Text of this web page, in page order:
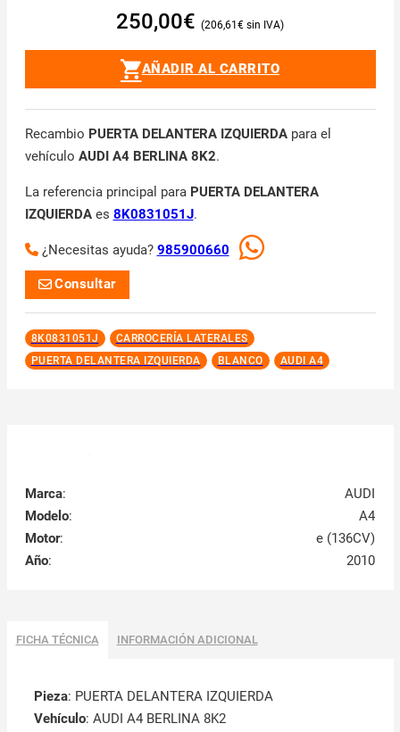
250,00€ 206,61 €
AÑADIR AL CARRITO
Recambio PUERTA DELANTERA IZQUIERDApara el
vehículo AUDI A4 BERLINA 8K2.
La referencia principal para PUERTA DELANTERA
IZQUIERDAes 8K0831051J.
¿Necesitas ayuda? 985900660
Consultar
8K0831051J
CARROCERÍA LATERALES
PUERTA DELANTERA IZQUIERDA
BLANCO AUDI A4
Marca:
AUDI
Modelo:
A4
Motor:
e (136CV)
Año: 2010
FICHA TÉCNICA INFORMACIÓN ADICIONAL
Pieza: PUERTA DELANTERA IZQUIERDA
Vehículo: AUDI A4 BERLINA 8K2